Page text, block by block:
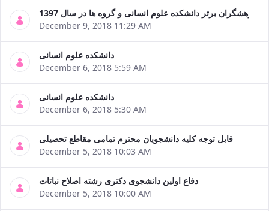
پژوهشگران برتر دانشکده علوم انسانی و گروه ها در سال 1397
December 9, 2018 11:29 AM
دانشکده علوم انسانی
December 6, 2018 5:59 AM
دانشکده علوم انسانی
December 6, 2018 5:30 AM
قابل توجه کلیه دانشجویان محترم تمامی مقاطع تحصیلی
December 5, 2018 10:03 AM
دفاع اولین دانشجوی دکتری رشته اصلاح نباتات
December 5, 2018 10:00 AM